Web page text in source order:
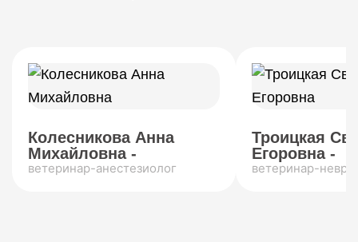
Колесникова Анна
Михайловна -
ветеринар-анестезиолог
Троицкая
Егоровна -
ветеринар-